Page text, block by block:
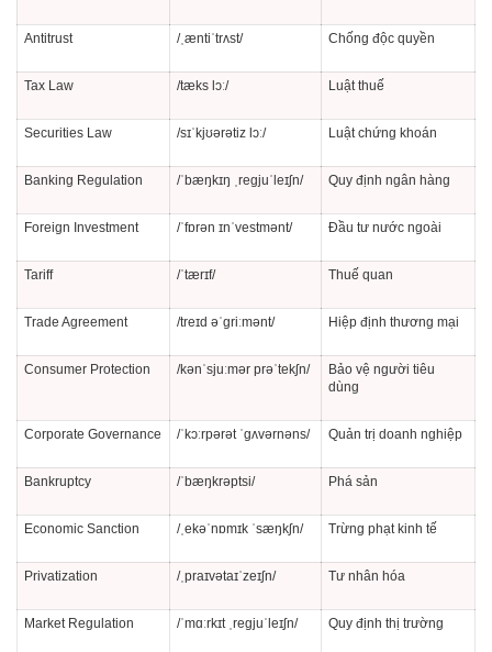
Antitrust /ˌæntiˈtrʌst/ Chống độc quyền
Tax Law /tæks lɔː/ Luật thuế
Securities Law /sɪˈkjʊərətiz lɔː/ Luật chứng khoán
Banking Regulation /ˈbæŋkɪŋ ˌreɡjuˈleɪʃn/ Quy định ngân hàng
Foreign Investment /ˈfɒrən ɪnˈvestmənt/ Đầu tư nước ngoài
Tariff /ˈtærɪf/ Thuế quan
Trade Agreement /treɪd əˈɡriːmənt/ Hiệp định thương mại
Consumer Protection /kənˈsjuːmər prəˈtekʃn/
Bảo vệ người tiêu
dùng
Corporate Governance /ˈkɔːrpərət ˈɡʌvərnəns/ Quản trị doanh nghiệp
Bankruptcy /ˈbæŋkrəptsi/ Phá sản
Economic Sanction /ˌekəˈnɒmɪk ˈsæŋkʃn/ Trừng phạt kinh tế
Privatization /ˌpraɪvətaɪˈzeɪʃn/ Tư nhân hóa
Market Regulation /ˈmɑːrkɪt ˌreɡjuˈleɪʃn/ Quy định thị trường